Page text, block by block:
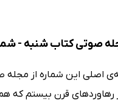
صوتی کتاب شنبه -
اصلی این شماره از
رهاوردهای قرن بیستم که